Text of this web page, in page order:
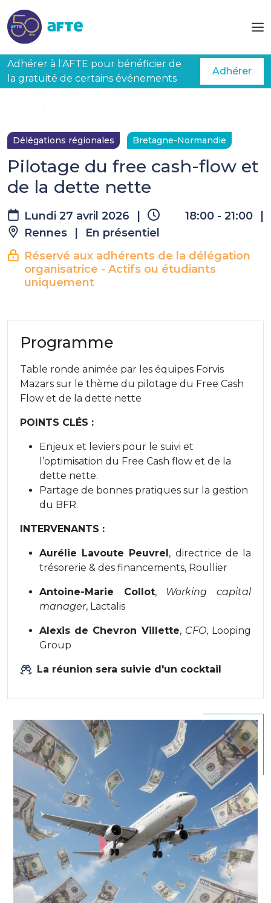
Adhérer à l'AFTE pour bénéficier de
la gratuité de certains événements
Adhérer
Délégations régionales
Bretagne-Normandie
Pilotage du free cash-flow et
de la dette nette
Lundi 27 avril 2026 18:00 - 21:00
Rennes
En présentiel
Réservé aux adhérents de la délégation
organisatrice - Actifs ou étudiants
uniquement
Programme
Table ronde animée par les équipes Forvis
Mazars sur le thème du pilotage du Free Cash
Flow et de la dette nette
POINTS CLÉS :
Enjeux et leviers pour le suivi et
l’optimisation du Free Cash flow et de la
dette nette.
Partage de bonnes pratiques sur la gestion
du BFR.
INTERVENANTS :
Aurélie Lavoute Peuvrel, directrice de la
trésorerie & des financements, Roullier
Antoine-Marie Collot, Working capital
manager, Lactalis
Alexis de Chevron Villette, CFO, Looping
Group
La réunion sera suivie d'un cocktail